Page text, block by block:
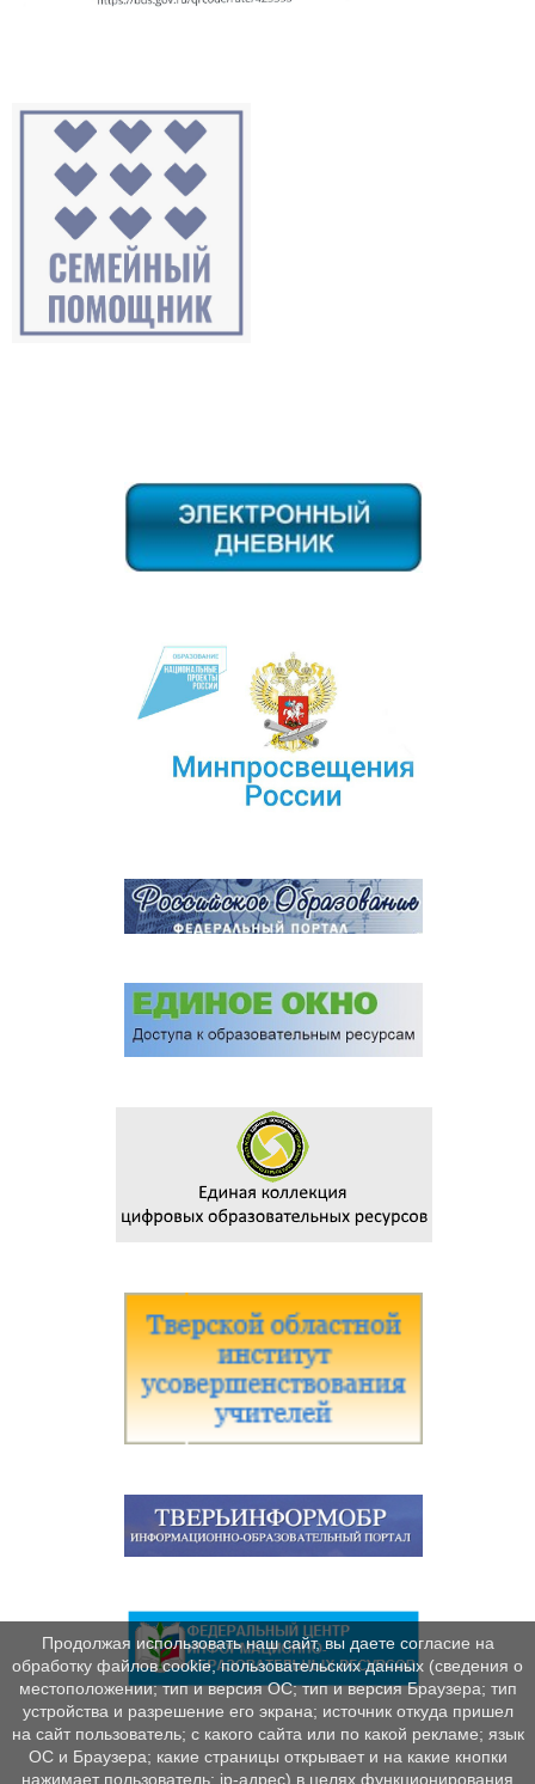
Продолжая использовать наш сайт, вы даете согласие на
обработку файлов cookie, пользовательских данных (сведения о
местоположении; тип и версия ОС; тип и версия Браузера; тип
устройства и разрешение его экрана; источник откуда пришел
на сайт пользователь; с какого сайта или по какой рекламе; язык
ОС и Браузера; какие страницы открывает и на какие кнопки
нажимает пользователь; ip-адрес) в целях функционирования